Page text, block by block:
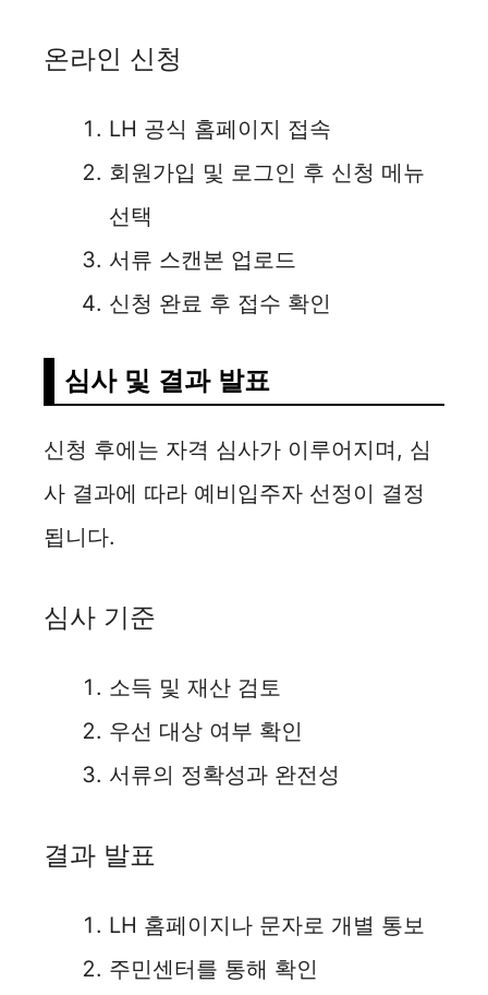
온라인 신청
LH 공식 홈페이지 접속
회원가입 및 로그인 후 신청 메뉴
선택
서류 스캔본 업로드
신청 완료 후 접수 확인
심사 및 결과 발표
신청 후에는 자격 심사가 이루어지며, 심
사 결과에 따라 예비입주자 선정이 결정
됩니다.
심사 기준
소득 및 재산 검토
우선 대상 여부 확인
서류의 정확성과 완전성
결과 발표
LH 홈페이지나 문자로 개별 통보
주민센터를 통해 확인